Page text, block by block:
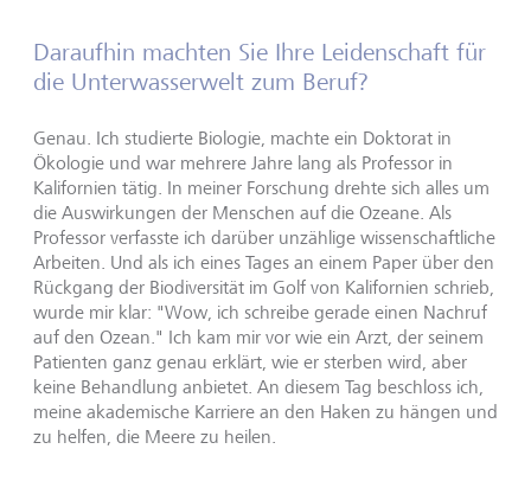
Daraufhin machten Sie Ihre Leidenschaft für
die Unterwasserwelt zum Beruf?
Genau. Ich studierte Biologie, machte ein Doktorat in
Ökologie und war mehrere Jahre lang als Professor in
Kalifornien tätig. In meiner Forschung drehte sich alles um
die Auswirkungen der Menschen auf die Ozeane. Als
Professor verfasste ich darüber unzählige wissenschaftliche
Arbeiten. Und als ich eines Tages an einem Paper über den
Rückgang der Biodiversität im Golf von Kalifornien schrieb,
wurde mir klar: "Wow, ich schreibe gerade einen Nachruf
auf den Ozean." Ich kam mir vor wie ein Arzt, der seinem
Patienten ganz genau erklärt, wie er sterben wird, aber
keine Behandlung anbietet. An diesem Tag beschloss ich,
meine akademische Karriere an den Haken zu hängen und
zu helfen, die Meere zu heilen.